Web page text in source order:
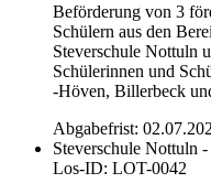
Beförderung von 3
Schülern aus den
Steverschule Nottuln
Schülerinnen und
-Höven, Billerbeck
Abgabefrist:
Steverschule Nottuln
Los-ID: LOT-0042